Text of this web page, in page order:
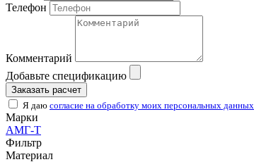
Телефон
Комментарий
Добавьте спецификацию
Заказать расчет
Я даю согласие на обработку моих персональных данных
Марки
АМГ-Т
Фильтр
Материал